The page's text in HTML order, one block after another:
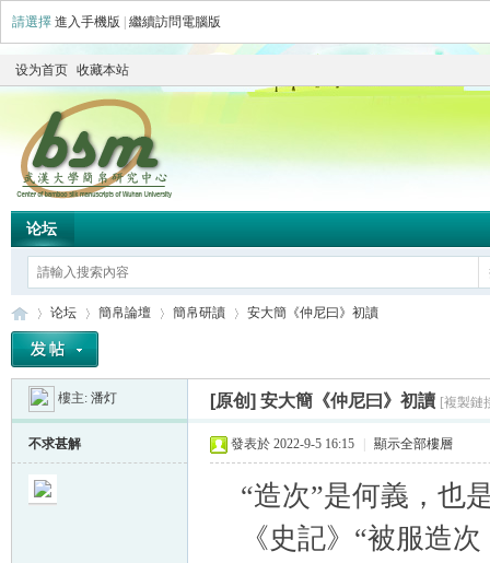
請選擇 進入手機版 繼續訪問電腦版
设为首页 收藏本站
论坛
»
论坛
›
簡帛論壇 簡帛研讀
›
安大簡《仲尼曰》初讀
樓主: 潘灯 [原创] 安大簡《仲尼曰》初讀 [複製鏈
不求甚解 發表於 2022-9-5 16:15 顯示全部樓層
“造次”是何義，也
《史記》“被服造次